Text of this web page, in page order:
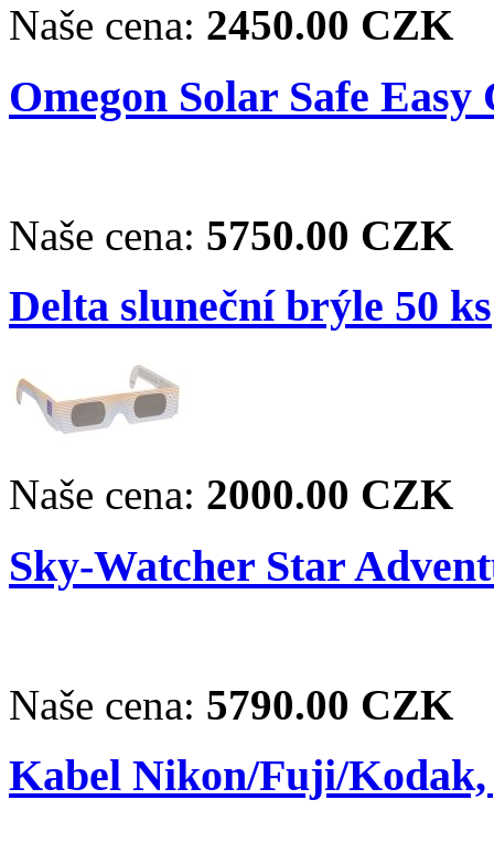
Naše cena: 2450.00 CZK
Omegon Solar Safe
Naše cena: 5750.00 CZK
Delta sluneční brýle 50 ks
Naše cena: 2000.00 CZK
Sky-Watcher Star
Naše cena: 5790.00 CZK
Kabel Nikon/Fuji/Kodak,